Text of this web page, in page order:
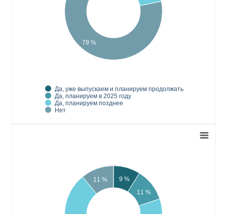
79 %
Да, уже выпускаем и планируем продолжать
Да, планируем в 2025 году
Да, планируем позднее
Нет
9 %
11 %
11 %